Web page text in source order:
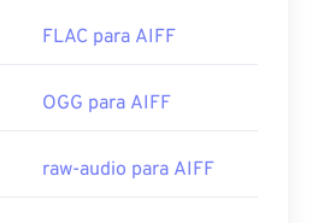
FLAC para AIFF
OGG para AIFF
raw-audio para AIFF